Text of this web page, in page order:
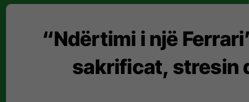
“Ndërtimi i një
sakrificat, stresin